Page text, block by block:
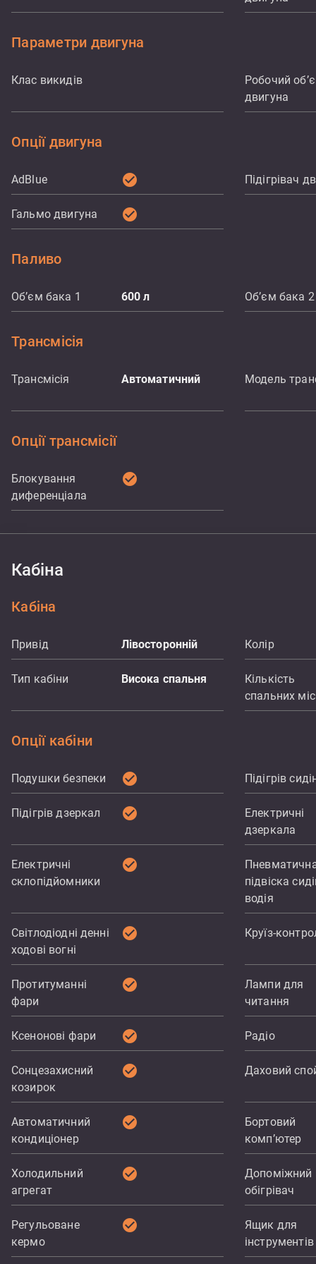
Параметри двигуна
Клас викидів
Робочий
двигуна
Опції двигуна
AdBlue check_circle Підігрівач
Гальмо двигуна check_circle
Паливо
Об’єм бака 1 600л Об’єм бака 2
Трансмісія
Трансмісія Автоматичний Модель
Опції трансмісії
Блокування
диференціала
check_circle
Кабіна
Кабіна
Привід Лівосторонній Колір
Тип кабіни Висока спальня
Кількість
спальних
Опції кабіни
Подушки безпеки check_circle Підігрів
Підігрів дзеркал check_circle
Електричні
дзеркала
Електричні
склопідйомники
check_circle
підвіска
водія
Світлодіодні денні
ходові вогні
check_circle Круїз-
Протитуманні
фари
check_circle
Лампи для
читання
Ксенонові фари check_circle Радіо
Сонцезахисний
козирок
check_circle Даховий
Автоматичний
кондиціонер
check_circle
Бортовий
комп’ютер
Холодильний
агрегат
check_circle
Допоміжний
обігрівач
Регульоване
кермо
check_circle
Ящик для
інструментів